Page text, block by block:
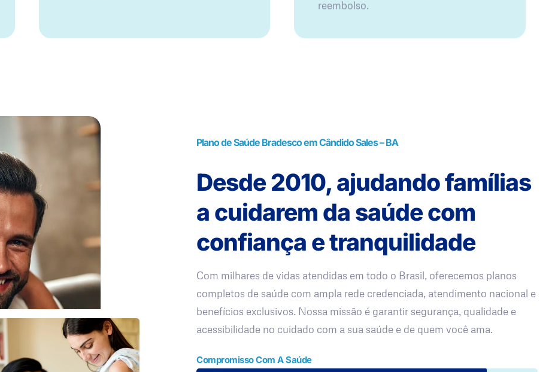
reembolso.
Plano de Saúde Bradesco em Cândido Sales – BA
Desde 2010, ajudando famílias
a cuidarem da saúde com
confiança e tranquilidade
Com milhares de vidas atendidas em todo o Brasil, oferecemos planos
completos de saúde com ampla rede credenciada, atendimento nacional e
benefícios exclusivos. Nossa missão é garantir segurança, qualidade e
acessibilidade no cuidado com a sua saúde e de quem você ama.
Compromisso Com A Saúde